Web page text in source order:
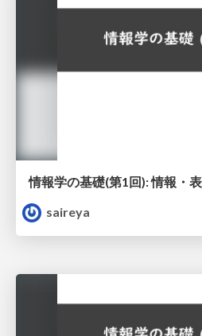
情報学の基礎(第1回): 情報・
saireya